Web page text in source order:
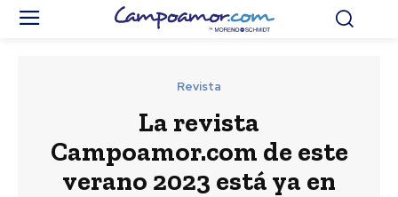
Revista
La revista
Campoamor.com de este
verano 2023 está ya en